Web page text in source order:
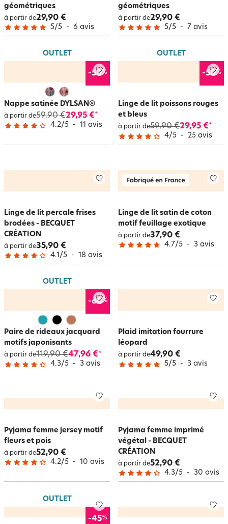
géométriques
à partir de29,90 €
5/5 - 6 avis
géométriques
à partir de29,90 €
5/5 - 7 avis
OUTLET
-50%
Nappe satinée DYLSAN®
à partir de59,90 €29,95 €*
4.2/5 - 11 avis
OUTLET
-50%
Linge de lit poissons rouges
et bleus
à partir de59,90 €29,95 €*
4/5 - 25 avis
Linge de lit percale frises
brodées - BECQUET
CRÉATION
à partir de35,90 €
4.1 /5 - 18 avis
Linge de lit satin de coton
motif feuillage exotique
à partir de37,90 €
4.7/5 - 3 avis
OUTLET
-60%
Paire de rideaux jacquard
motifs japonisants
à partir de119,90 €47,96 €*
4.3/5 - 3 avis
Plaid imitation fourrure
léopard
à partir de49,90 €
5/5 - 3 avis
Pyjama femme jersey motif
fleurs et pois
à partir de52,90 €
4.2/5 - 10 avis
Pyjama femme imprimé
végétal - BECQUET
CRÉATION
à partir de52,90 €
4.3/5 - 30 avis
OUTLET
-45%